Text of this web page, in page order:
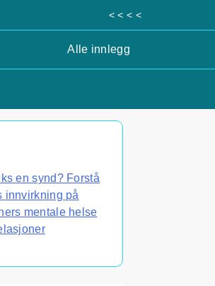
< < < <
Alle innlegg
en synd? Forstå
innvirkning på
mentale helse